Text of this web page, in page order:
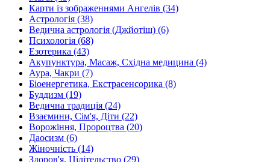
Карти із зображеннями Ангелів (34)
Астрологія (38)
Ведична астрологія (Джйотіш) (6)
Психологія (68)
Езотерика (43)
Акупунктура, Масаж, Східна медицина (4)
Аура, Чакри (7)
Біоенергетика, Екстрасенсорика (8)
Буддизм (19)
Ведична традиція (24)
Взаємини, Сім'я, Діти (22)
Ворожіння, Пророцтва (20)
Даосизм (6)
Жіночність (14)
Здоров'я, Цілітельство (29)